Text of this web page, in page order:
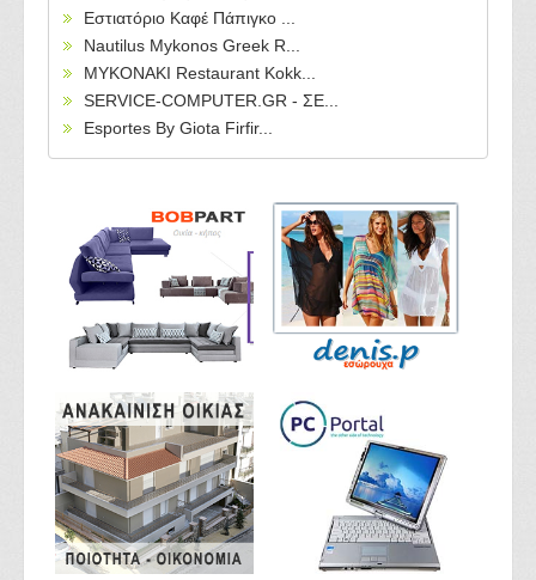
Εστιατόριο Καφέ Πάπιγκο ...
Nautilus Mykonos Greek R...
MYKONAKI Restaurant Kokk...
SERVICE-COMPUTER.GR - ΣΕ...
Esportes By Giota Firfir...